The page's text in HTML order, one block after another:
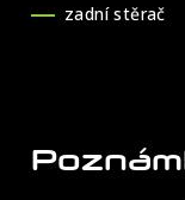
zadní stěrač